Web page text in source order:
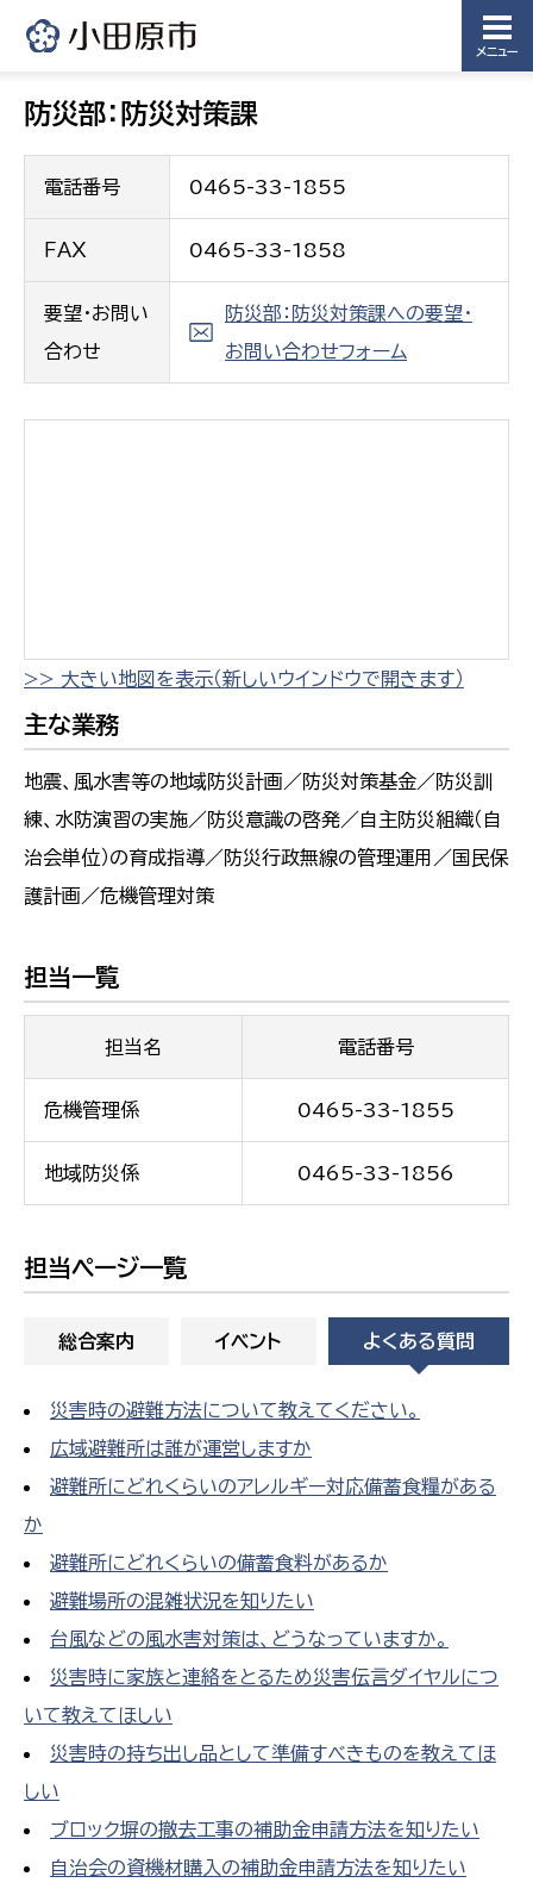
メニュー
防災部：防災対策課
電話番号 0465-33-1855
ＦＡＸ 0465-33-1858
要望・お問い
合わせ
防災部：防災対策課への要望・
お問い合わせフォーム
>> 大きい地図を表示（新しいウインドウで開きます）
主な業務
地震、風水害等の地域防災計画／防災対策基金／防災訓
練、水防演習の実施／防災意識の啓発／自主防災組織（自
治会単位）の育成指導／防災行政無線の管理運用／国民保
護計画／危機管理対策
担当一覧
担当名 電話番号
危機管理係 0465-33-1855
地域防災係 0465-33-1856
担当ページ一覧
総合案内 イベント よくある質問
災害時の避難方法について教えてください。
広域避難所は誰が運営しますか
避難所にどれくらいのアレルギー対応備蓄食糧がある
か
避難所にどれくらいの備蓄食料があるか
避難場所の混雑状況を知りたい
台風などの風水害対策は、どうなっていますか。
災害時に家族と連絡をとるため災害伝言ダイヤルにつ
いて教えてほしい
災害時の持ち出し品として準備すべきものを教えてほ
しい
ブロック塀の撤去工事の補助金申請方法を知りたい
自治会の資機材購入の補助金申請方法を知りたい